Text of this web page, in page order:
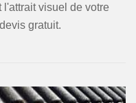
visuel de votre
gratuit.